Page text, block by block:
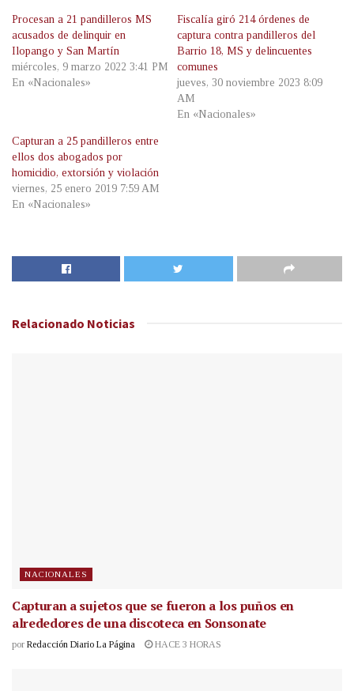
Procesan a 21 pandilleros MS
acusados de delinquir en
Ilopango y San Martín
miércoles, 9 marzo 2022 3:41 PM
En «Nacionales»
Fiscalía giró 214 órdenes de
captura contra pandilleros del
Barrio 18, MS y delincuentes
comunes
jueves, 30 noviembre 2023 8:09
AM
En «Nacionales»
Capturan a 25 pandilleros entre
ellos dos abogados por
homicidio, extorsión y violación
viernes, 25 enero 2019 7:59 AM
En «Nacionales»
Relacionado Noticias
NACIONALES
Capturan a sujetos que se fueron a los puños en
alrededores de una discoteca en Sonsonate
por Redacción Diario La Página HACE 3 HORAS